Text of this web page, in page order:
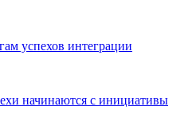
успехов интеграции
начинаются с инициативы